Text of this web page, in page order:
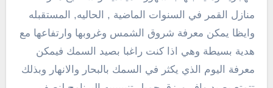
منازل القمر في السنوات الماضية , الحاليه, المستقبله
وايظا يمكن معرفة شروق الشمس وغروبها وارتفاعها مع
هدية بسيطة وهي اذا كنت راغبا بصيد السمك فيمكن
معرفة اليوم الذي يكثر في السمك بالبحار والانهار وبذلك